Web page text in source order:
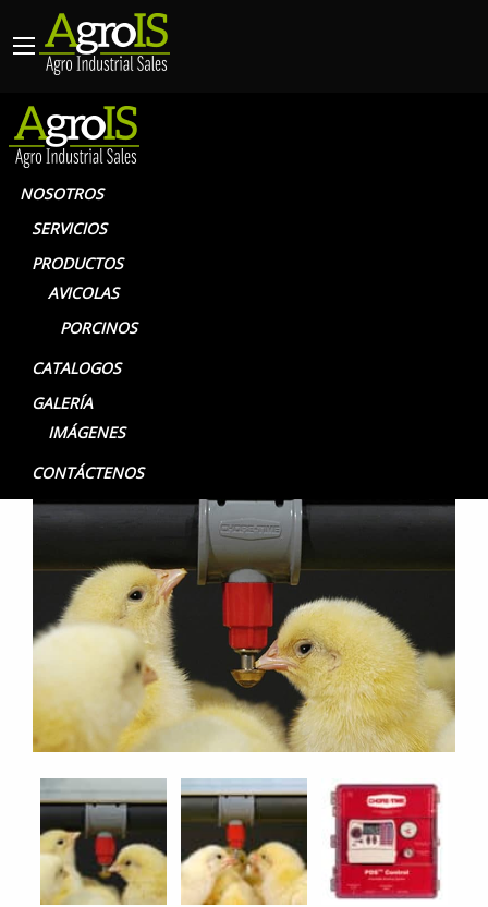
NOSOTROS
SERVICIOS
PRODUCTOS
AVICOLAS
PORCINOS
CATALOGOS
GALERÍA
IMÁGENES
CONTÁCTENOS
BEBEDEROS DE BOQUILLA